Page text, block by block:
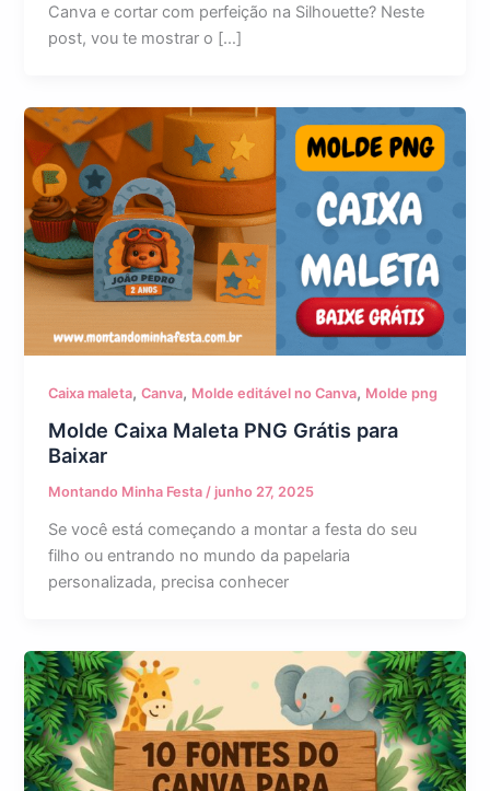
Canva e cortar com perfeição na Silhouette? Neste
post, vou te mostrar o […]
Caixa maleta,Canva, Molde editável no Canva, Molde png
Molde Caixa Maleta PNG Grátis para
Baixar
Montando Minha Festa/ junho 27, 2025
Se você está começando a montar a festa do seu
filho ou entrando no mundo da papelaria
personalizada, precisa conhecer